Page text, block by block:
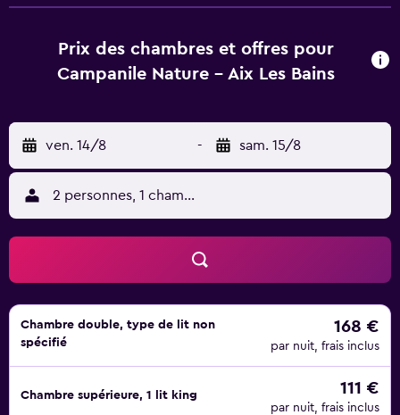
préparés avec de la literie de qualité supérieure. Une
télévision LCD est disponible dans les chambres. Les salles
Wi-Fi. Des bureaux et des chaises de bureau sont fournis.
Un service de ménage est proposé sur demande et le
remplacement des serviettes est disponible sur demande.
Les activités de loisir répertoriées ci-dessous sont
accessibles directement sur place ou à proximité. Ces
activités peuvent faire l'objet de frais supplémentaires.
Prix des chambres et offres pour
Campanile Nature - Aix Les Bains
ven. 14/8 - sam. 15/8
2 personnes, 1 chambre
Chambre double, type de lit non
spécifié
168 €
par nuit, frais inclus
Chambre supérieure, 1 lit king 111 €
par nuit, frais inclus